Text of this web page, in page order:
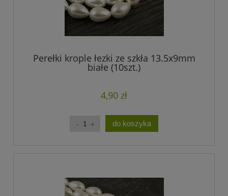
Perełki krople łezki ze szkła 13.5x9mm
białe (10szt.)
4,90 zł
do koszyka